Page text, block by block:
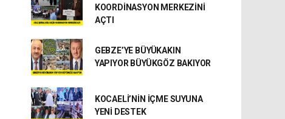
KOORDİNASYON MERKEZİNİ
AÇTI
GEBZE’YE BÜYÜKAKIN
YAPIYOR BÜYÜKGÖZ BAKIYOR
KOCAELİ’NİN İÇME SUYUNA
YENİ DESTEK